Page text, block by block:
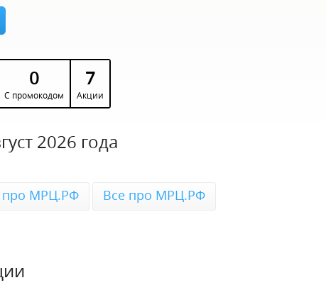
0
С промокодом
7
Акции
2026 года
про МРЦ.РФ Все про МРЦ.РФ